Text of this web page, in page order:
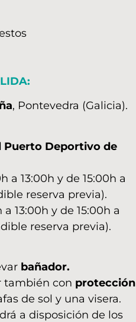
, Pontevedra (Galicia).
Puerto Deportivo de
a 13:00h y de 15:00h a
reserva previa).
13:00h y de 15:00h a
reserva previa).
bañador.
también con protección
de sol y una visera.
a disposición de los